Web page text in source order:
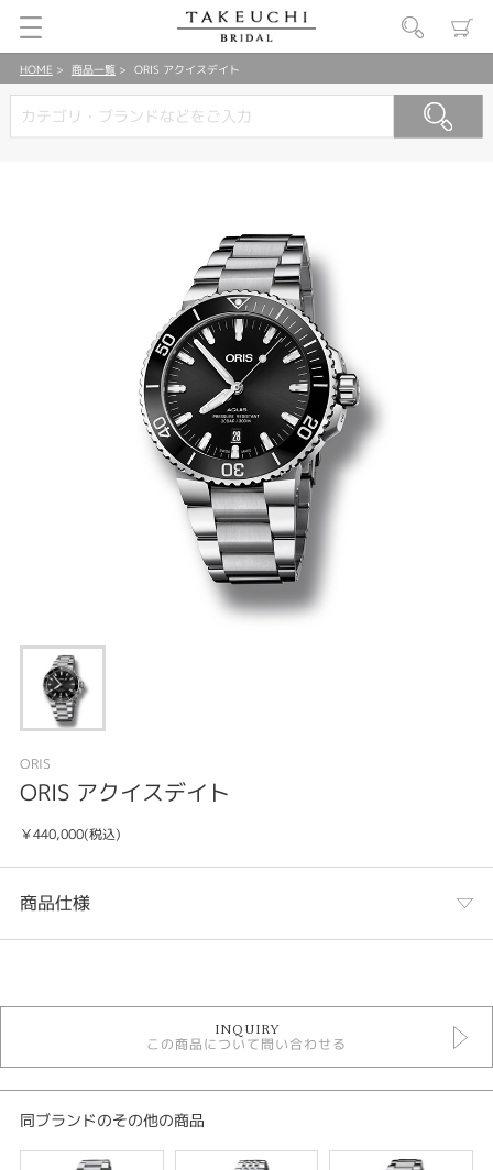
HOME 商品一覧 ORIS アクイスデイト
ORIS
ORIS アクイスデイト
￥440,000(税込)
商品仕様
時計
30気圧防水以上
メンズウォッチ
金属ベルト
メンズ 腕時計
オリス
INQUIRY
この商品について問い合わせる
同ブランドのその他の商品